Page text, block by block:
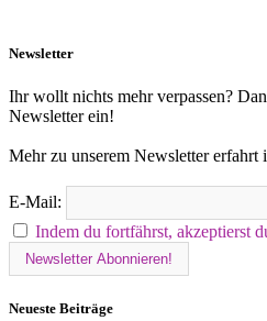
Newsletter
Ihr wollt nichts mehr verpassen?
Newsletter ein!
Mehr zu unserem Newsletter erfahrt
E-Mail:
Indem du fortfährst, akzeptierst
Neueste Beiträge